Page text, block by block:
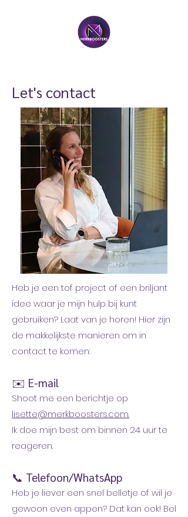
Let's contact
Heb je een tof project of een briljant
idee waar je mijn hulp bij kunt
gebruiken? Laat van je horen! Hier zijn
de makkelijkste manieren om in
contact te komen:
✉️ E-mail
Shoot me een berichtje op
lisette@merkboosters.com.
Ik doe mijn best om binnen 24 uur te
reageren.
📞 Telefoon/WhatsApp
Heb je liever een snel belletje of wil je
gewoon even appen? Dat kan ook! Bel